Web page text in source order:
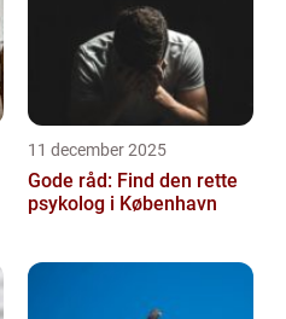
11 december 2025
Gode råd: Find den rette
psykolog i København